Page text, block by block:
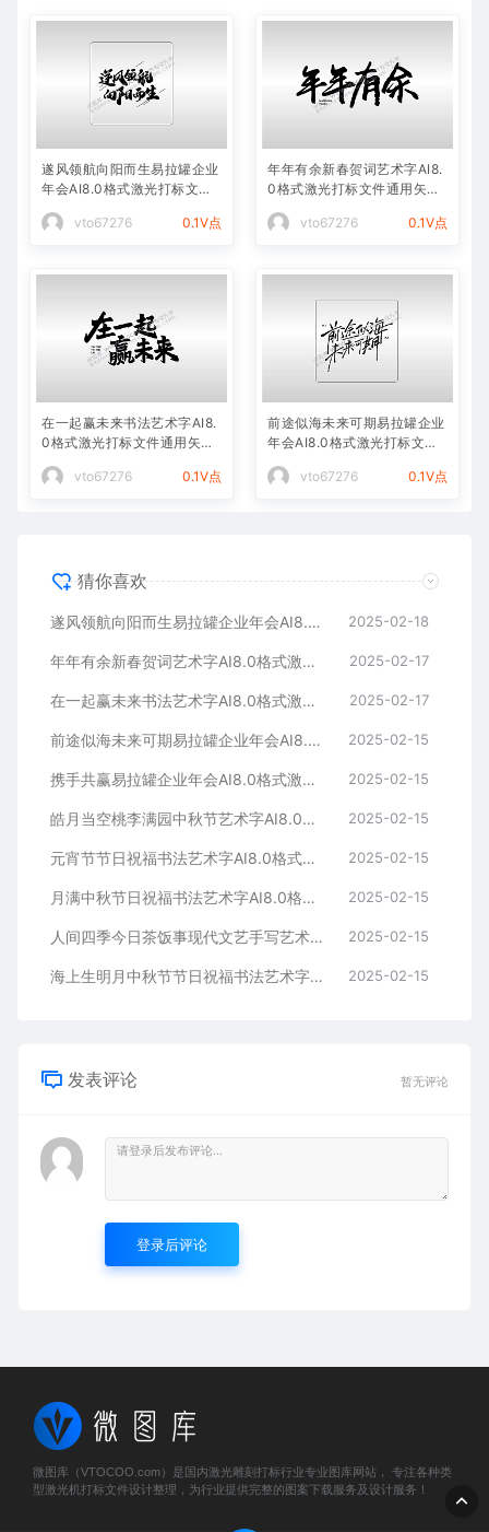
遂风领航向阳而生易拉罐企业
年会AI8.0格式激光打标文件
通用矢量图
vto67276
0.1V点
年年有余新春贺词艺术字AI8.
0格式激光打标文件通用矢量
图
vto67276
0.1V点
在一起赢未来书法艺术字AI8.
0格式激光打标文件通用矢量
vto67276
0.1V点
前途似海未来可期易拉罐企业
年会AI8.0格式激光打标文件
vto67276
0.1V点
猜你喜欢
遂风领航向阳而生易拉罐企业年会AI8.0格式激光打标文件通用矢量图 2025-02-18
年年有余新春贺词艺术字AI8.0格式激光打标文件通用矢量图 2025-02-17
在一起赢未来书法艺术字AI8.0格式激光打标文件通用矢量图 2025-02-17
前途似海未来可期易拉罐企业年会AI8.0格式激光打标文件通用矢量图 2025-02-15
携手共赢易拉罐企业年会AI8.0格式激光打标文件通用矢量图 2025-02-15
皓月当空桃李满园中秋节艺术字AI8.0格式激光打标文件通用矢量图 2025-02-15
元宵节节日祝福书法艺术字AI8.0格式激光打标文件通用矢量图 2025-02-15
月满中秋节日祝福书法艺术字AI8.0格式激光打标文件通用矢量图 2025-02-15
人间四季今日茶饭事现代文艺手写艺术字AI8.0格式激光打标文件通用矢量图 2025-02-15
海上生明月中秋节节日祝福书法艺术字AI8.0格式激光打标文件通用矢量图 2025-02-15
发表评论 暂无评论
登录后评论
微图库（VTOCOO.com）是国内激光雕刻打标行业专业图库网站， 专注各种类
型激光机打标文件设计整理，为行业提供完整的图案下载服务及设计服务！